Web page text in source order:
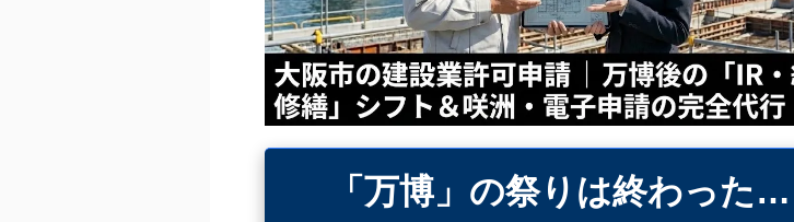
「万博」の祭りは終わった…